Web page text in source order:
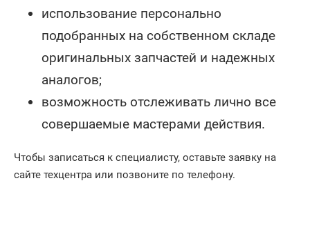
использование персонально
подобранных на собственном складе
оригинальных запчастей и надежных
аналогов;
возможность отслеживать лично все
совершаемые мастерами действия.
Чтобы записаться к специалисту, оставьте заявку на
сайте техцентра или позвоните по телефону.